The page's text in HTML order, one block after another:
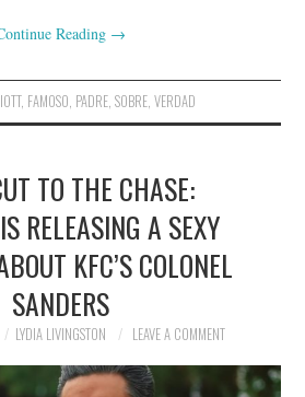
Reading →
, FAMOSO, PADRE, SOBRE, VERDAD
TO THE CHASE:
RELEASING A SEXY
KFC’S COLONEL
SANDERS
LYDIA LIVINGSTON LEAVE A COMMENT